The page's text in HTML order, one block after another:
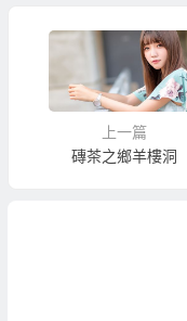
上一篇
磚茶之鄉羊樓洞